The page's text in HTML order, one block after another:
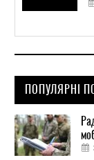
ПОПУЛЯРНІ